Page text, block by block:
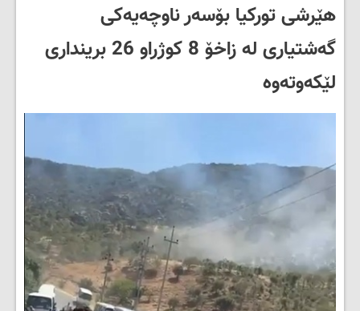
هێرشی تورکیا بۆسەر ناوچەیەکی
گەشتیاری لە زاخۆ 8 کوژراو 26 برینداری
لێکەوتەوە